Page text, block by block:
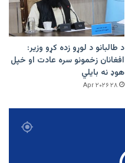
د طالبانو د لوړو زده کړو وزیر:
افغانان زخمونو سره عادت او خپل
هوډ نه بایلي
۲۸ Apr ۲۰۲۶